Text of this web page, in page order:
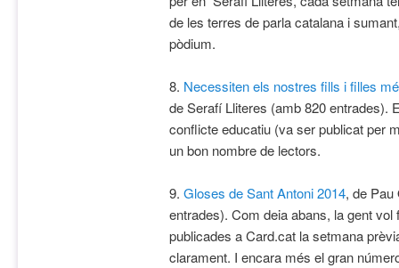
de les terres de parla catalana i
pòdium.
8. Necessiten els nostres fills i filles
de Serafí Lliteres (amb 820 entrades).
conflicte educatiu (va ser publicat per
un bon nombre de lectors.
9. Gloses de Sant Antoni 2014, de Pau
entrades). Com deia abans, la gent
publicades a Card.cat la setmana
clarament. I encara més el gran